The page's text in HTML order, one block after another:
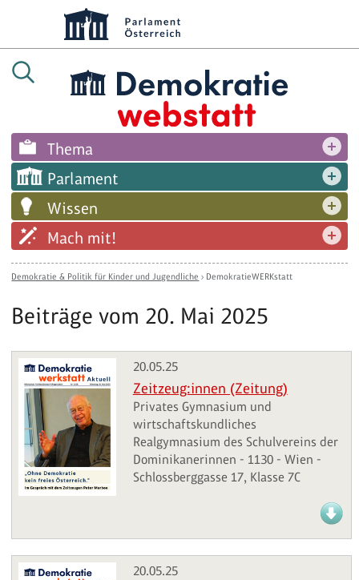
Thema
Parlament
Wissen
Mach mit!
Demokratie & Politik für Kinder und Jugendliche › DemokratieWERKstatt
Beiträge vom 20. Mai 2025
20.05.25
Zeitzeug:innen (Zeitung)
Privates Gymnasium und
wirtschaftskundliches
Realgymnasium des Schulvereins der
Dominikanerinnen - 1130 - Wien -
Schlossberggasse 17, Klasse 7C
20.05.25